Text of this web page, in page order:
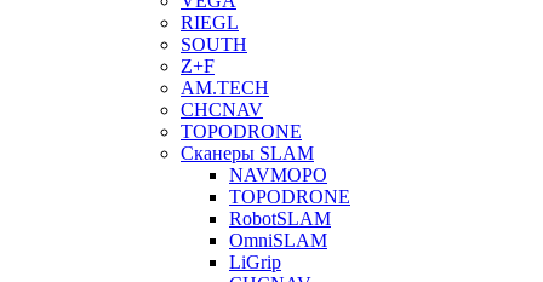
RIEGL
SOUTH
Z+F
AM.TECH
CHCNAV
TOPODRONE
Сканеры SLAM
NAVMOPO
TOPODRONE
RobotSLAM
OmniSLAM
LiGrip